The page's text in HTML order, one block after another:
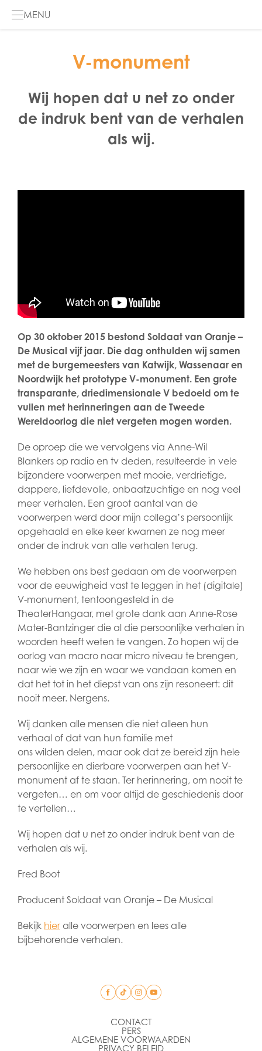
MENU
HOME
GALERIJ
V-monument
Wij hopen dat u net zo onder
de indruk bent van de verhalen
als wij.
Op 30 oktober 2015 bestond Soldaat van Oranje –
De Musical vijf jaar. Die dag onthulden wij samen
met de burgemeesters van Katwijk, Wassenaar en
Noordwijk het prototype V-monument. Een grote
transparante, driedimensionale V bedoeld om te
vullen met herinneringen aan de Tweede
Wereldoorlog die niet vergeten mogen worden.
De oproep die we vervolgens via Anne-Wil
Blankers op radio en tv deden, resulteerde in vele
bijzondere voorwerpen met mooie, verdrietige,
dappere, liefdevolle, onbaatzuchtige en nog veel
meer verhalen. Een groot aantal van de
voorwerpen werd door mijn collega’s persoonlijk
opgehaald en elke keer kwamen ze nog meer
onder de indruk van alle verhalen terug.
We hebben ons best gedaan om de voorwerpen
voor de eeuwigheid vast te leggen in het (digitale)
V-monument, tentoongesteld in de
TheaterHangaar, met grote dank aan Anne-Rose
Mater-Bantzinger die al die persoonlijke verhalen in
woorden heeft weten te vangen. Zo hopen wij de
oorlog van macro naar micro niveau te brengen,
naar wie we zijn en waar we vandaan komen en
dat het tot in het diepst van ons zijn resoneert: dit
nooit meer. Nergens.
Wij danken alle mensen die niet alleen hun
verhaal of dat van hun familie met
ons wilden delen, maar ook dat ze bereid zijn hele
persoonlijke en dierbare voorwerpen aan het V-
monument af te staan. Ter herinnering, om nooit te
vergeten… en om voor altijd de geschiedenis door
te vertellen…
Wij hopen dat u net zo onder indruk bent van de
verhalen als wij.
Fred Boot
Producent Soldaat van Oranje – De Musical
Bekijk hier alle voorwerpen en lees alle
bijbehorende verhalen.
CONTACT
PERS
ALGEMENE VOORWAARDEN
PRIVACY BELEID